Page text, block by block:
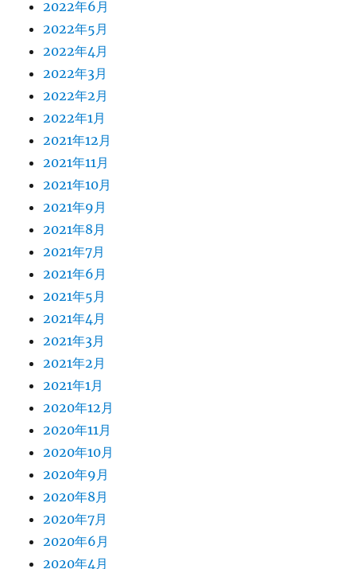
2022年6月
2022年5月
2022年4月
2022年3月
2022年2月
2022年1月
2021年12月
2021年11月
2021年10月
2021年9月
2021年8月
2021年7月
2021年6月
2021年5月
2021年4月
2021年3月
2021年2月
2021年1月
2020年12月
2020年11月
2020年10月
2020年9月
2020年8月
2020年7月
2020年6月
2020年4月